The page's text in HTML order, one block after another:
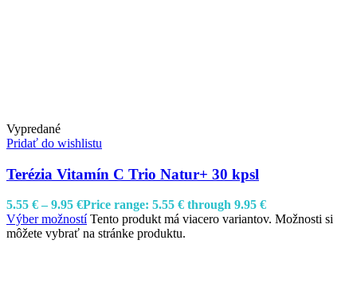
Vypredané
Pridať do wishlistu
Terézia Vitamín C Trio Natur+ 30 kpsl
5.55 € – 9.95 €Price range: 5.55 € through 9.95 €
Výber možností Tento produkt má viacero variantov. Možnosti si
môžete vybrať na stránke produktu.